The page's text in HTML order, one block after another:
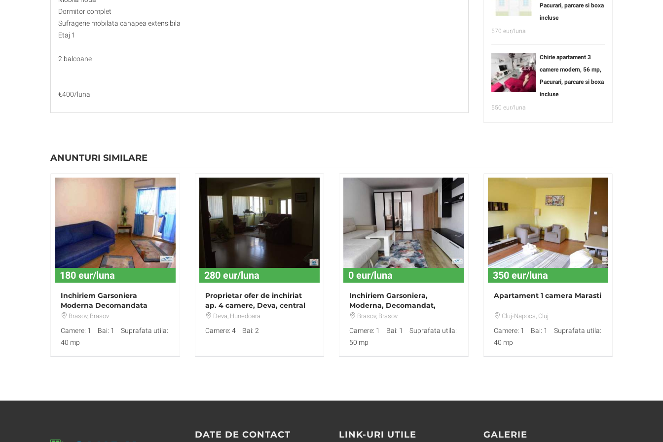
Dormitor complet
Sufragerie mobilata canapea extensibila
Etaj 1
2 balcoane
€400/luna
Pacurari, parcare si boxa
incluse
570 eur/luna
Chirie apartament 3
camere modern, 56 mp,
Pacurari, parcare si boxa
incluse
550 eur/luna
ANUNTURI SIMILARE
180 eur/luna
Inchiriem Garsoniera
Moderna Decomandata
Grivitei
Brasov, Brasov
Camere: 1 Bai: 1
Suprafata utila:
40 mp
280 eur/luna
Proprietar ofer de inchiriat
ap. 4 camere, Deva, central
Deva, Hunedoara
Camere: 4 Bai: 2
0 eur/luna
Inchiriem Garsoniera,
Moderna, Decomandat,
Tractorul
Brasov, Brasov
Camere: 1 Bai: 1
Suprafata utila:
50 mp
350 eur/luna
Apartament 1 camera Marasti
Cluj-Napoca, Cluj
Camere: 1 Bai: 1
Suprafata utila:
40 mp
DATE DE CONTACT LINK-URI UTILE GALERIE